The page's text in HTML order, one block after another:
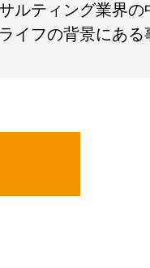
ルティング業界
イフの背景にある